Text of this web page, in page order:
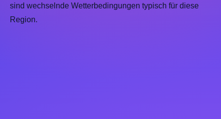
sind wechselnde Wetterbedingungen typisch für diese
Region.